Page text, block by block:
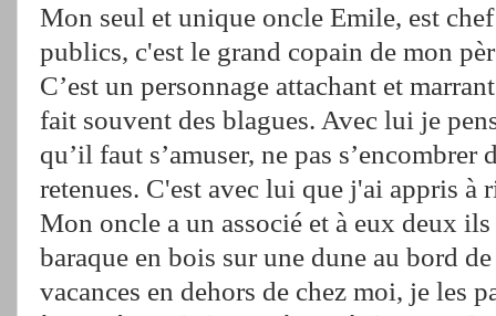
Mon seul et unique oncle Emile, est
publics, c'est le grand copain de mon
C’est un personnage attachant et
fait souvent des blagues. Avec lui je
qu’il faut s’amuser, ne pas s’encombrer
retenues. C'est avec lui que j'ai appris à
Mon oncle a un associé et à eux deux
baraque en bois sur une dune au bord
vacances en dehors de chez moi, je les